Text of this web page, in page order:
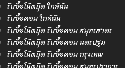
รับซื้อโน๊ตบุ๊ค ใกล้ฉัน
รับซื้อคอม ใกล้ฉัน
รับซื้อโน๊ตบุ๊ค รับซื้อคอม สมุทรสาคร
รับซื้อโน๊ตบุ๊ค รับซื้อคอม นครปฐม
รับซื้อโน๊ตบุ๊ค รับซื้อคอม กรุงเทพ